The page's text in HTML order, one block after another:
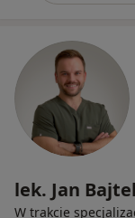
lek. Jan
W trakcie